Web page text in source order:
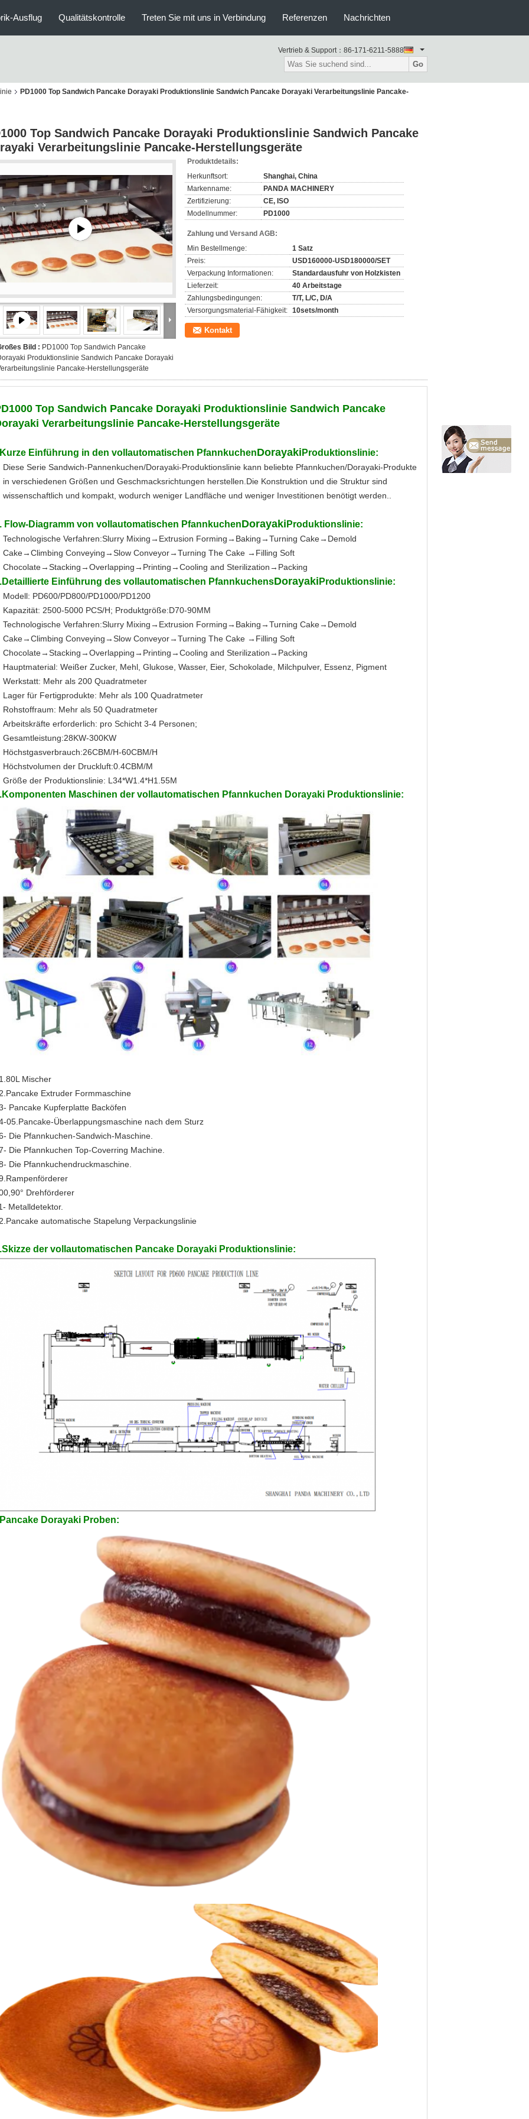
Hinterlass eine Nachricht
Wir rufen Sie bald zurück!
EINREICHUNGEN
Ausflug Qualitätskontrolle Treten Sie mit uns in Verbindung Referenzen Nachrichten
Vertrieb & Support： 86-171-6211-5888
Go
PD1000 Top Sandwich Pancake Dorayaki Produktionslinie Sandwich Pancake Dorayaki Verarbeitungslinie Pancake-
Top Sandwich Pancake Dorayaki Produktionslinie Sandwich Pancake
Verarbeitungslinie Pancake-Herstellungsgeräte
Bild : PD1000 Top Sandwich Pancake
Produktionslinie Sandwich Pancake Dorayaki
Pancake-Herstellungsgeräte
Produktdetails:
Herkunftsort:
Shanghai, China
Markenname:
PANDA MACHINERY
Zertifizierung:
CE, ISO
Modellnummer:
PD1000
Zahlung und Versand AGB:
Min Bestellmenge:
1 Satz
Preis:
USD160000-USD180000/SET
Verpackung Informationen:
Standardausfuhr von Holzkisten
Lieferzeit:
40 Arbeitstage
Zahlungsbedingungen:
T/T, L/C, D/A
Versorgungsmaterial-Fähigkeit: 10sets/month
Kontakt
Top Sandwich Pancake Dorayaki Produktionslinie Sandwich Pancake
Verarbeitungslinie Pancake-Herstellungsgeräte
Einführung in den vollautomatischen PfannkuchenDorayaki Produktionslinie:
Diese Serie Sandwich-Pannenkuchen/Dorayaki-Produktionslinie kann beliebte Pfannkuchen/Dorayaki-Produkte
in verschiedenen Größen und Geschmacksrichtungen herstellen.Die Konstruktion und die Struktur sind
wissenschaftlich und kompakt, wodurch weniger Landfläche und weniger Investitionen benötigt werden..
Flow-Diagramm von vollautomatischen PfannkuchenDorayaki Produktionslinie:
Technologische Verfahren:Slurry Mixing→Extrusion Forming→Baking→Turning Cake→Demold
Cake→Climbing Conveying→Slow Conveyor→Turning The Cake →Filling Soft
Chocolate→Stacking→Overlapping→Printing→Cooling and Sterilization→Packing
Einführung des vollautomatischen PfannkuchensDorayaki Produktionslinie:
Modell: PD600/PD800/PD1000/PD1200
Kapazität: 2500-5000 PCS/H; Produktgröße:D70-90MM
Technologische Verfahren:Slurry Mixing→Extrusion Forming→Baking→Turning Cake→Demold
Cake→Climbing Conveying→Slow Conveyor→Turning The Cake →Filling Soft
Chocolate→Stacking→Overlapping→Printing→Cooling and Sterilization→Packing
Hauptmaterial: Weißer Zucker, Mehl, Glukose, Wasser, Eier, Schokolade, Milchpulver, Essenz, Pigment
Werkstatt: Mehr als 200 Quadratmeter
Lager für Fertigprodukte: Mehr als 100 Quadratmeter
Rohstoffraum: Mehr als 50 Quadratmeter
Arbeitskräfte erforderlich: pro Schicht 3-4 Personen;
Gesamtleistung:28KW-300KW
Höchstgasverbrauch:26CBM/H-60CBM/H
Höchstvolumen der Druckluft:0.4CBM/M
Größe der Produktionslinie: L34*W1.4*H1.55M
Maschinen der vollautomatischen Pfannkuchen Dorayaki Produktionslinie:
Mischer
Extruder Formmaschine
Pancake Kupferplatte Backöfen
05.Pancake-Überlappungsmaschine nach dem Sturz
Die Pfannkuchen-Sandwich-Maschine.
Die Pfannkuchen Top-Coverring Machine.
Die Pfannkuchendruckmaschine.
Drehförderer
Metalldetektor.
automatische Stapelung Verpackungslinie
der vollautomatischen Pancake Dorayaki Produktionslinie:
Dorayaki Proben: